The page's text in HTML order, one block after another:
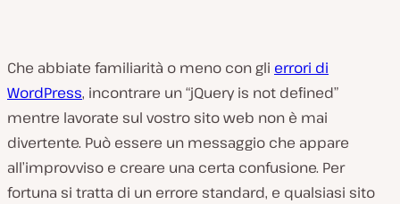
Che abbiate familiarità o meno con gli errori di
WordPress, incontrare un “jQuery is not defined”
mentre lavorate sul vostro sito web non è mai
divertente. Può essere un messaggio che appare
all’improvviso e creare una certa confusione. Per
fortuna si tratta di un errore standard, e qualsiasi sito